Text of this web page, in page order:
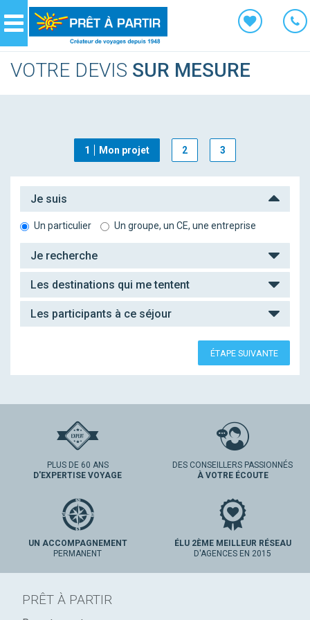
Navigation
VOTRE DEVIS SUR MESURE
1 Mon projet 2 3
Je suis
Un particulier Un groupe, un CE, une entreprise
Je recherche
Les destinations qui me tentent
Les participants à ce séjour
ÉTAPE SUIVANTE
PLUS DE 60 ANS
D'EXPERTISE VOYAGE
DES CONSEILLERS PASSIONNÉS
À VOTRE ÉCOUTE
UN ACCOMPAGNEMENT
PERMANENT
ÉLU 2ÈME MEILLEUR RÉSEAU
D'AGENCES EN 2015
PRÊT À PARTIR
Panneau de gestion des cookies